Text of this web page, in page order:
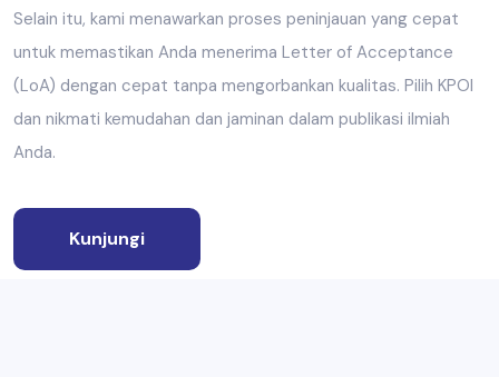
Selain itu, kami menawarkan proses peninjauan yang cepat
untuk memastikan Anda menerima Letter of Acceptance
(LoA) dengan cepat tanpa mengorbankan kualitas. Pilih KPOI
dan nikmati kemudahan dan jaminan dalam publikasi ilmiah
Anda.
Kunjungi